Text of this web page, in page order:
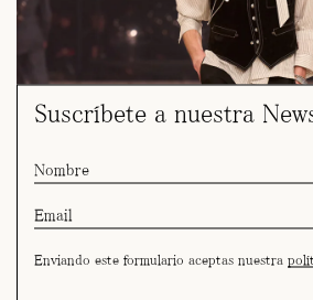
Suscríbete a nuestra
Enviando este formulario aceptas nuestra